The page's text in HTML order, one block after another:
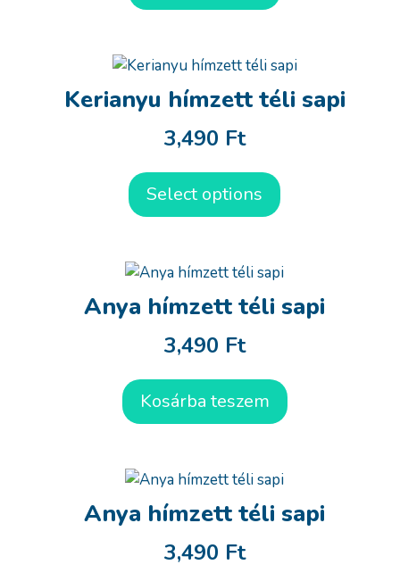
Kerianyu hímzett téli sapi
3,490 Ft
Select options
Anya hímzett téli sapi
3,490 Ft
Kosárba teszem
Anya hímzett téli sapi
3,490 Ft